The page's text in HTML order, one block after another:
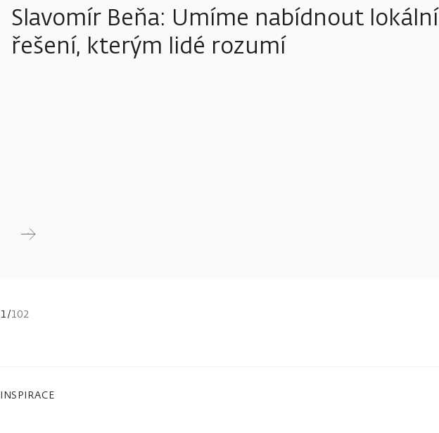
Slavomír Beňa: Umíme nabídnout lokální
řešení, kterým lidé rozumí
Číst
1/102
INSPIRACE